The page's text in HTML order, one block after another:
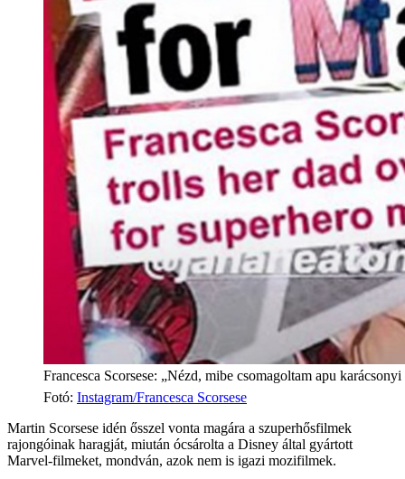
Francesca Scorsese: „Nézd, mibe csomagoltam apu
Fotó: Instagram/Francesca Scorsese
Martin Scorsese idén ősszel vonta magára a szuperhősfilmek
rajongóinak haragját, miután ócsárolta a Disney által gyártott
Marvel-filmeket, mondván, azok nem is igazi mozifilmek.